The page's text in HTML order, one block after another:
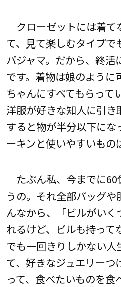
クローゼットには着て
て、見て楽しむタイプ
パジャマ。だから、終活
です。着物は娘のように
ちゃんにすべてもらって
洋服が好きな知人に引き
すると物が半分以下に
ーキンと使いやすいもの
たぶん私、今までに
うの。それ全部バッグ
んなから、「ビルがい
れるけど、ビルも持って
でも一回きりしかない人
て、好きなジュエリーつ
って、食べたいものを